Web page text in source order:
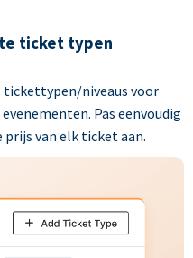
ticket typen
tickettypen/niveaus voor
Pas eenvoudig
prijs van elk ticket aan.